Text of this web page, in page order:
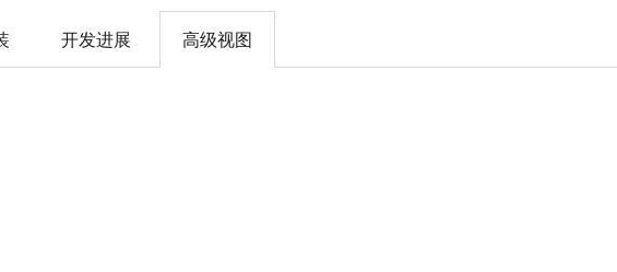
开发进展 高级视图